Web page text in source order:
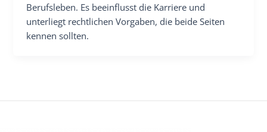
Berufsleben. Es beeinflusst die Karriere und
unterliegt rechtlichen Vorgaben, die beide Seiten
kennen sollten.